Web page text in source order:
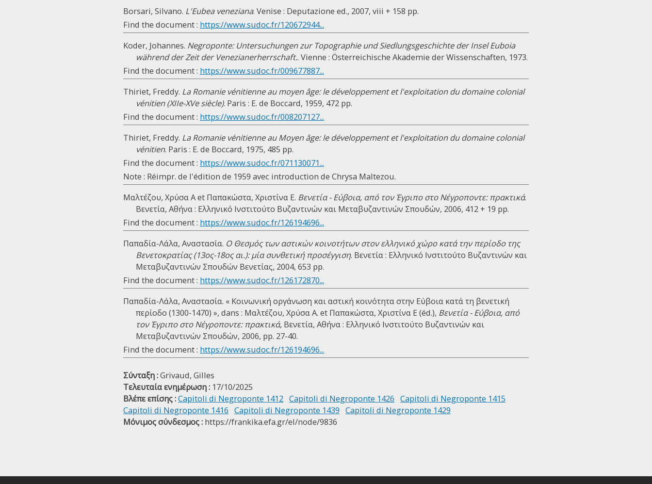
Borsari, Silvano. L'Eubea veneziana. Venise : Deputazione ed., 2007, viii + 158 pp.
Find the document : https://www.sudoc.fr/120672944...
Koder, Johannes. Negroponte: Untersuchungen zur Topographie und Siedlungsgeschichte der Insel Euboia
während der Zeit der Venezianerherrschaft.. Vienne : Österreichische Akademie der Wissenschaften, 1973.
Find the document : https://www.sudoc.fr/009677887...
Thiriet, Freddy. La Romanie vénitienne au moyen âge: le développement et l'exploitation du domaine colonial
vénitien (XIIe-XVe siècle). Paris : E. de Boccard, 1959, 472 pp.
Find the document : https://www.sudoc.fr/008207127...
Thiriet, Freddy. La Romanie vénitienne au Moyen âge: le développement et l'exploitation du domaine colonial
vénitien. Paris : E. de Boccard, 1975, 485 pp.
Find the document : https://www.sudoc.fr/071130071...
Note : Réimpr. de l'édition de 1959 avec introduction de Chrysa Maltezou.
Μαλτέζου, Χρύσα Α et Παπακώστα, Χριστίνα Ε. Βενετία - Εύβοια, από τον Έγριπο στο Νέγροποντε: πρακτικά.
Βενετία, Αθήνα : Ελληνικό Ινστιτούτο Βυζαντινών και Μεταβυζαντινών Σπουδών, 2006, 412 + 19 pp.
Find the document : https://www.sudoc.fr/126194696...
Παπαδία-Λάλα, Αναστασία. Ο Θεσμός των αστικών κοινοτήτων στον ελληνικό χώρο κατά την περίοδο της
Βενετοκρατίας (13ος-18ος αι.): μία συνθετική προσέγγιση. Βενετία : Ελληνικό Ινστιτούτο Βυζαντινών και
Μεταβυζαντινών Σπουδών Βενετίας, 2004, 653 pp.
Find the document : https://www.sudoc.fr/126172870...
Παπαδία-Λάλα, Αναστασία. « Κοινωνική οργάνωση και αστική κοινότητα στην Εύβοια κατά τη βενετική
περίοδο (1300-1470) », dans : Μαλτέζου, Χρύσα Α. et Παπακώστα, Χριστίνα Ε (éd.), Βενετία - Εύβοια, από
τον Έγριπο στο Νέγροποντε: πρακτικά, Βενετία, Αθήνα : Ελληνικό Ινστιτούτο Βυζαντινών και
Μεταβυζαντινών Σπουδών, 2006, pp. 27-40.
Find the document : https://www.sudoc.fr/126194696...
Σύνταξη :Grivaud, Gilles
Τελευταία ενημέρωση : 17/10/2025
Βλέπε επίσης :Capitoli di Negroponte 1412 Capitoli di Negroponte 1426 Capitoli di Negroponte 1415
Capitoli di Negroponte 1416 Capitoli di Negroponte 1439 Capitoli di Negroponte 1429
Μόνιμος σύνδεσμος : https://frankika.efa.gr/el/node/9836